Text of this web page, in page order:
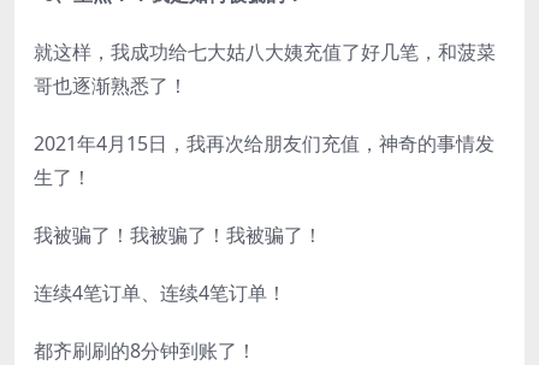
就这样，我成功给七大姑八大姨充值了好几笔，和菠菜
哥也逐渐熟悉了！
2021年4月15日，我再次给朋友们充值，神奇的事情发
生了！
我被骗了！我被骗了！我被骗了！
连续4笔订单、连续4笔订单！
都齐刷刷的8分钟到账了！